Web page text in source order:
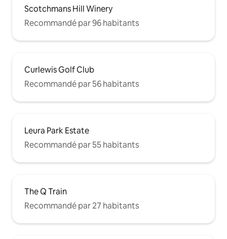
Scotchmans Hill Winery
Recommandé par 96 habitants
Curlewis Golf Club
Recommandé par 56 habitants
Leura Park Estate
Recommandé par 55 habitants
The Q Train
Recommandé par 27 habitants